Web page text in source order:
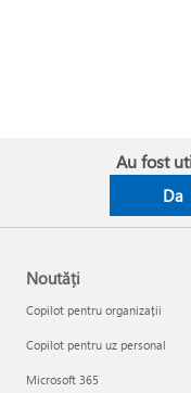
Au fost
Da
Noutăți
Copilot pentru organizații
Copilot pentru uz personal
Microsoft 365